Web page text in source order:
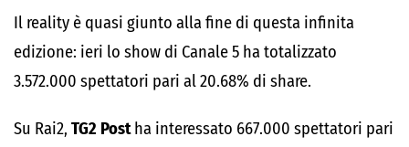
Il reality è quasi giunto alla fine di questa infinita
edizione: ieri lo show di Canale 5 ha totalizzato
3.572.000 spettatori pari al 20.68% di share.
Su Rai2, TG2 Postha interessato 667.000 spettatori pari